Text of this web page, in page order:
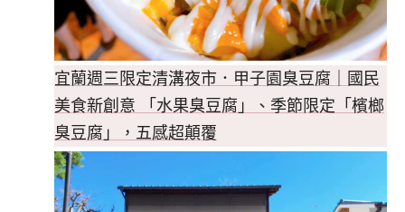
宜蘭週三限定清溝夜市．甲子園臭豆腐｜國民
美食新創意 「水果臭豆腐」、季節限定「檳榔
臭豆腐」，五感超顛覆